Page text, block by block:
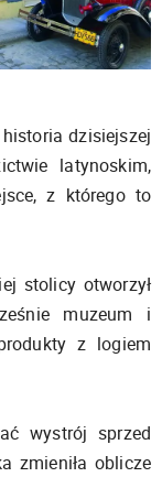
dzisiejszej
latynoskim,
z którego to
stolicy otworzył
muzeum i
z logiem
wystrój sprzed
zmieniła oblicze